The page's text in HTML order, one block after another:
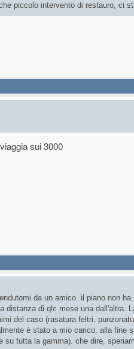
piccolo intervento di restauro, ci
sui 3000
da un amico. il piano non
distanza di qlc mese una dall'altra.
del caso (rasatura feltri,
è stato a mio carico. alla fine
su tutta la gamma). che dire,